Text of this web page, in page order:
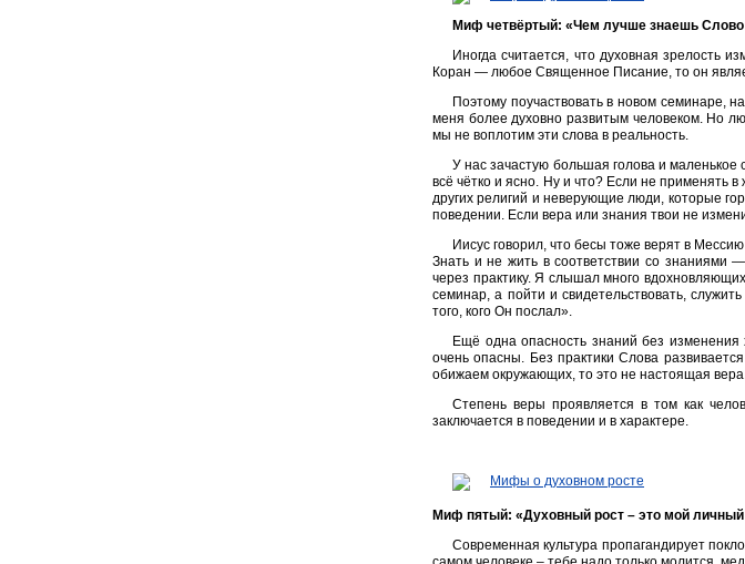
Миф четвёртый: «Чем лучше знаешь Слово
Иногда считается, что духовная зрелость
Коран — любое Священное Писание, то он
Поэтому поучаствовать в новом семинаре,
меня более духовно развитым человеком. Но
мы не воплотим эти слова в реальность.
У нас зачастую большая голова и
всё чётко и ясно. Ну и что? Если не применять
других религий и неверующие люди, которые
поведении. Если вера или знания твои не
Иисус говорил, что бесы тоже верят в
Знать и не жить в соответствии со знаниями
через практику. Я слышал много
семинар, а пойти и свидетельствовать,
того, кого Он послал».
Ещё одна опасность знаний без
очень опасны. Без практики Слова
обижаем окружающих, то это не настоящая
Степень веры проявляется в том как
заключается в поведении и в характере.
Миф пятый: «Духовный рост – это мой личный
Современная культура пропагандирует